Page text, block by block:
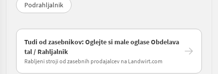
Podrahljalnik
Tudi od zasebnikov: Oglejte si male oglase Obdelava
tal / Rahljalnik
Rabljeni stroji od zasebnih prodajalcev na Landwirt.com